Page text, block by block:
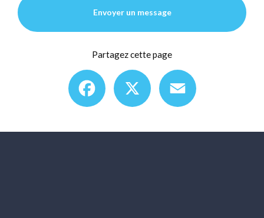
Envoyer un message
Partagez cette page
Facebook